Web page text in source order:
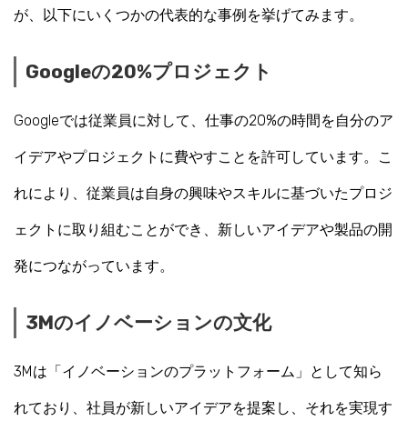
が、以下にいくつかの代表的な事例を挙げてみます。
Googleの20%プロジェクト
Googleでは従業員に対して、仕事の20%の時間を自分のア
イデアやプロジェクトに費やすことを許可しています。こ
れにより、従業員は自身の興味やスキルに基づいたプロジ
ェクトに取り組むことができ、新しいアイデアや製品の開
発につながっています。
3Mのイノベーションの文化
3Mは「イノベーションのプラットフォーム」として知ら
れており、社員が新しいアイデアを提案し、それを実現す